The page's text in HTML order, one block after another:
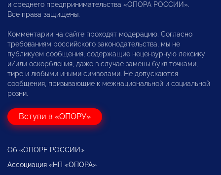
и среднего предпринимательства «ОПОРА РОССИИ».
Все права защищены.
Комментарии на сайте проходят модерацию. Согласно
требованиям российского законодательства, мы не
публикуем сообщения, содержащие нецензурную лексику
и/или оскорбления, даже в случае замены букв точками,
тире и любыми иными символами. Не допускаются
сообщения, призывающие к межнациональной и социальной
розни.
Вступи в «ОПОРУ»
Об «ОПОРЕ РОССИИ»
Ассоциация «НП «ОПОРА»